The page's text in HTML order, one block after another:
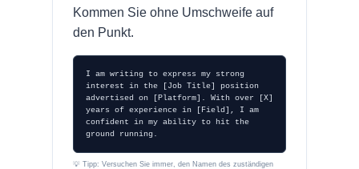
Kommen Sie ohne Umschweife auf
den Punkt.
I am writing to express my strong
interest in the [Job Title] position
advertised on [Platform]. With over [X]
years of experience in [Field], I am
confident in my ability to hit the
ground running.
💡 Tipp: Versuchen Sie immer, den Namen des zuständigen